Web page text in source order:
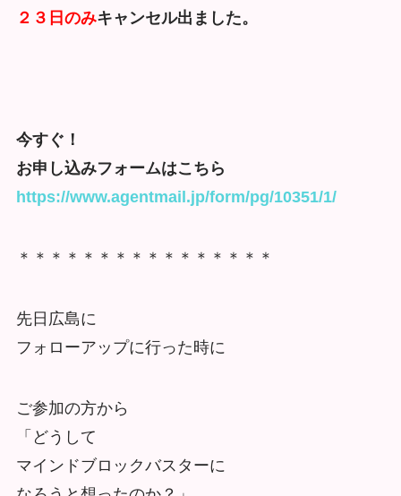
２３日のみキャンセル出ました。
今すぐ！
お申し込みフォームはこちら
https://www.agentmail.jp/form/pg/10351/1/
＊＊＊＊＊＊＊＊＊＊＊＊＊＊＊＊
先日広島に
フォローアップに行った時に
ご参加の方から
「どうして
マインドブロックバスターに